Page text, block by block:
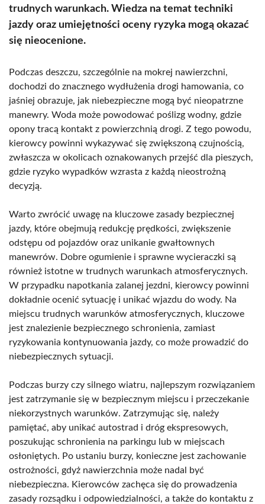
trudnych warunkach. Wiedza na temat techniki
jazdy oraz umiejętności oceny ryzyka mogą okazać
się nieocenione.
Podczas deszczu, szczególnie na mokrej nawierzchni,
dochodzi do znacznego wydłużenia drogi hamowania, co
jaśniej obrazuje, jak niebezpieczne mogą być nieopatrzne
manewry. Woda może powodować poślizg wodny, gdzie
opony tracą kontakt z powierzchnią drogi. Z tego powodu,
kierowcy powinni wykazywać się zwiększoną czujnością,
zwłaszcza w okolicach oznakowanych przejść dla pieszych,
gdzie ryzyko wypadków wzrasta z każdą nieostrożną
decyzją.
Warto zwrócić uwagę na kluczowe zasady bezpiecznej
jazdy, które obejmują redukcję prędkości, zwiększenie
odstępu od pojazdów oraz unikanie gwałtownych
manewrów. Dobre ogumienie i sprawne wycieraczki są
również istotne w trudnych warunkach atmosferycznych.
W przypadku napotkania zalanej jezdni, kierowcy powinni
dokładnie ocenić sytuację i unikać wjazdu do wody. Na
miejscu trudnych warunków atmosferycznych, kluczowe
jest znalezienie bezpiecznego schronienia, zamiast
ryzykowania kontynuowania jazdy, co może prowadzić do
niebezpiecznych sytuacji.
Podczas burzy czy silnego wiatru, najlepszym rozwiązaniem
jest zatrzymanie się w bezpiecznym miejscu i przeczekanie
niekorzystnych warunków. Zatrzymując się, należy
pamiętać, aby unikać autostrad i dróg ekspresowych,
poszukując schronienia na parkingu lub w miejscach
osłoniętych. Po ustaniu burzy, konieczne jest zachowanie
ostrożności, gdyż nawierzchnia może nadal być
niebezpieczna. Kierowców zachęca się do prowadzenia
zasady rozsądku i odpowiedzialności, a także do kontaktu z